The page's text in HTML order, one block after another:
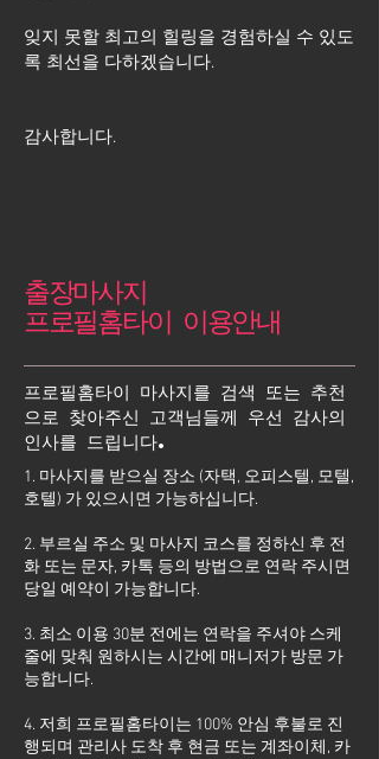
잊지 못할 최고의 힐링을 경험하실 수 있도
록 최선을 다하겠습니다.
​감사합니다.
출장마사지
프로필홈타이 이용안내
프로필홈타이 마사지를 검색 또는 추천
으로 찾아주신 고객님들께 우선 감사의
인사를 드립니다.
1. 마사지를 받으실 장소 (자택, 오피스텔, 모텔,
호텔) 가 있으시면 가능하십니다.
2. 부르실 주소 및 마사지 코스를 정하신 후 전
화 또는 문자, 카톡 등의 방법으로 연락 주시면
당일 예약이 가능합니다.
3. 최소 이용 30분 전에는 연락을 주셔야 스케
줄에 맞춰 원하시는 시간에 매니저가 방문 가
능합니다.
4. 저희 프로필홈타이는 100% 안심 후불로 진
행되며 관리사 도착 후 현금 또는 계좌이체, 카